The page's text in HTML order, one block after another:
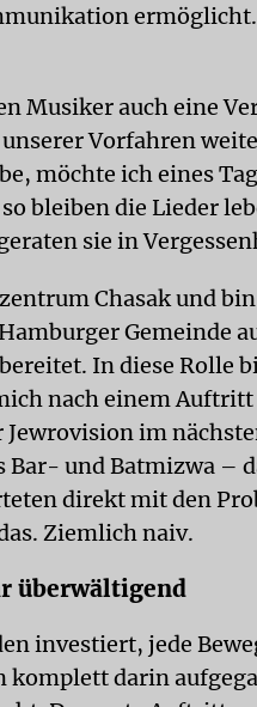
Musiker auch eine
Vorfahren
möchte ich eines
bleiben die Lieder
sie in
Chasak und
Gemeinde
In diese Rolle
nach einem
im
und Batmizwa –
direkt mit den
Ziemlich naiv.
überwältigend
investiert, jede
komplett darin